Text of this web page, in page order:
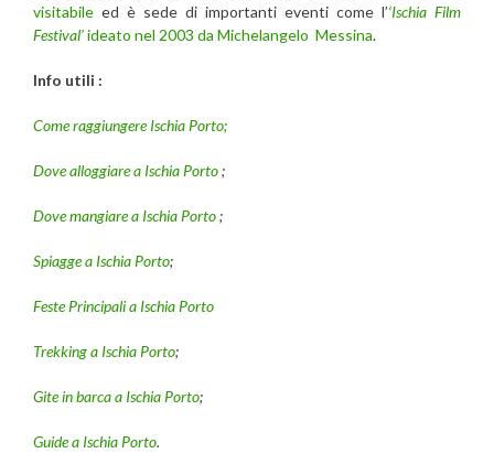
visitabile ed è sede di importanti eventi come l’‘Ischia Film
Festival’ideato nel 2003 da Michelangelo Messina.
Info utili :
Come raggiungere Ischia Porto;
Dove alloggiare a Ischia Porto;
Dove mangiare a Ischia Porto;
Spiagge a Ischia Porto;
Feste Principali a Ischia Porto
Trekking a Ischia Porto;
Gite in barca a Ischia Porto;
Guide a Ischia Porto.